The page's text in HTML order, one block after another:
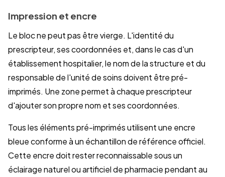
Impression et encre
Le bloc ne peut pas être vierge. L'identité du
prescripteur, ses coordonnées et, dans le cas d'un
établissement hospitalier, le nom de la structure et du
responsable de l'unité de soins doivent être pré-
imprimés. Une zone permet à chaque prescripteur
d'ajouter son propre nom et ses coordonnées.
Tous les éléments pré-imprimés utilisent une encre
bleue conforme à un échantillon de référence officiel.
Cette encre doit rester reconnaissable sous un
éclairage naturel ou artificiel de pharmacie pendant au